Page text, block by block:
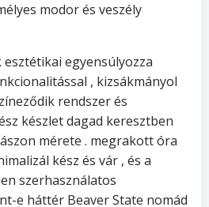
modor és veszély
egyensúlyozza
, kizsákmányol
rendszer és
készlet dagad keresztben
mérete . megrakott óra
kész és vár , és a
szerhasználatos
e háttér Beaver State nomád